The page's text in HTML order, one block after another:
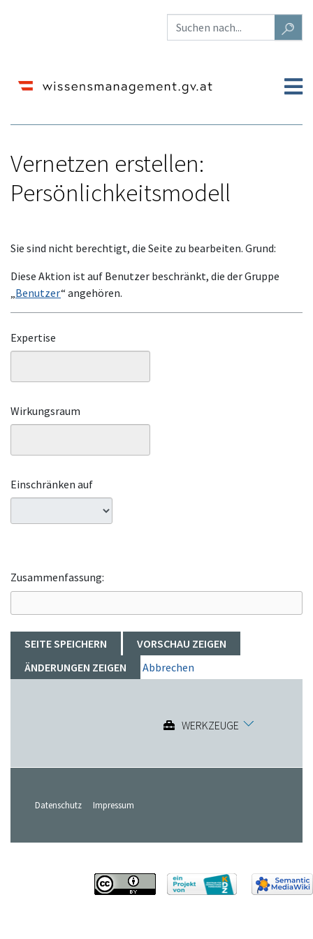
Vernetzen erstellen:
Persönlichkeitsmodell
Wechseln zu:Navigation, Suche
Sie sind nicht berechtigt, die Seite zu bearbeiten. Grund:
Diese Aktion ist auf Benutzer beschränkt, die der Gruppe
Benutzer“ angehören.
Expertise
Wirkungsraum
Einschränken auf
Zusammenfassung:
Abbrechen
WERKZEUGE
Datenschutz Impressum